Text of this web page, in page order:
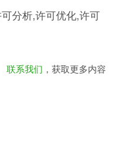
分析,许可优化,许可
联系我们 ，获取更多内容